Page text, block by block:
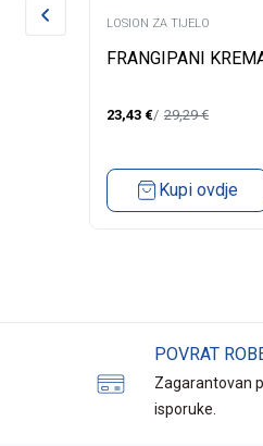
LOSION ZA TIJELO
FRANGIPANI
23,43 € 29,29€
Kupi ovdje
POVRAT
Zagarantovan
isporuke.